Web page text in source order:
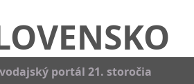
portál 21. storočia